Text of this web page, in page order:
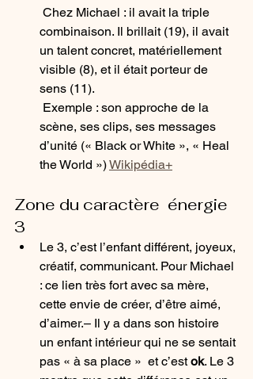
combinaison. Il brillait (19), il avait
un talent concret, matériellement
visible (8), et il était porteur de
sens (11).
scène, ses clips, ses messages
d’unité (« Black or White », « Heal
the World ») Wikipédia+
Zone du caractère  énergie
3
Le 3, c’est l’enfant différent, joyeux,
créatif, communicant. Pour Michael
: ce lien très fort avec sa mère,
cette envie de créer, d’être aimé,
d’aimer.– Il y a dans son histoire
un enfant intérieur qui ne se sentait
pas « à sa place »  et c’est ok. Le 3